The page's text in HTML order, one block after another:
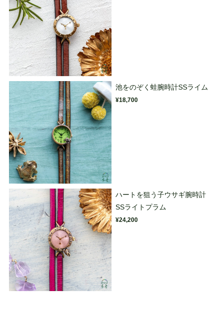
池をのぞく蛙腕時計SSライム
¥18,700
ハートを狙う子ウサギ腕時計
SSライトプラム
¥24,200